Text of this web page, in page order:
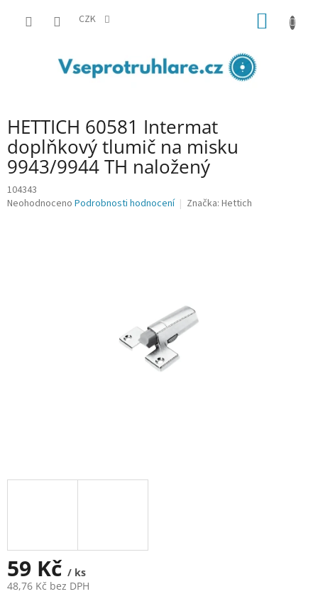
CZK
HETTICH 60581 Intermat
doplňkový tlumič na misku
9943/9944 TH naložený
104343
Průměrné
Neohodnoceno Podrobnosti hodnocení Značka: Hettich
59 Kč / ks
48,76 Kč bez DPH